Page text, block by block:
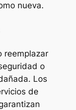
nueva.
reemplazar
o
Los
de